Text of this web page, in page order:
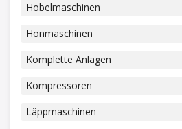
Hobelmaschinen
Honmaschinen
Komplette Anlagen
Kompressoren
Läppmaschinen